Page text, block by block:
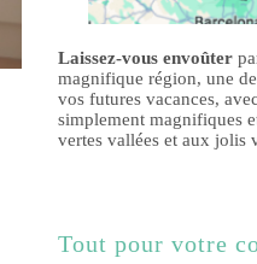
Laissez-vous envoûter
magnifique région, une
vos futures vacances, avec
simplement magnifiques
vertes vallées et aux jolis
Tout pour votre